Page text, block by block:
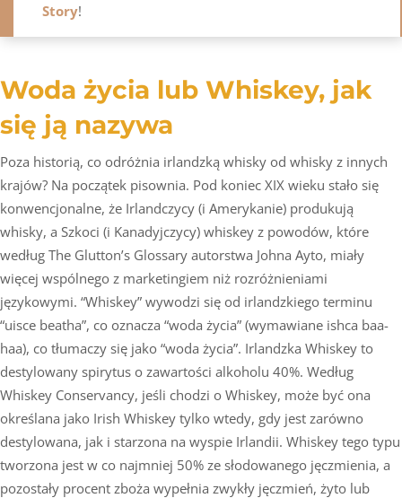
Story!
Woda życia lub Whiskey, jak
się ją nazywa
Poza historią, co odróżnia irlandzką whisky od whisky z innych
krajów? Na początek pisownia. Pod koniec XIX wieku stało się
konwencjonalne, że Irlandczycy (i Amerykanie) produkują
whisky, a Szkoci (i Kanadyjczycy) whiskey z powodów, które
według The Glutton’s Glossary autorstwa Johna Ayto, miały
więcej wspólnego z marketingiem niż rozróżnieniami
językowymi. “Whiskey” wywodzi się od irlandzkiego terminu
“uisce beatha”, co oznacza “woda życia” (wymawiane ishca baa-
haa), co tłumaczy się jako “woda życia”. Irlandzka Whiskey to
destylowany spirytus o zawartości alkoholu 40%. Według
Whiskey Conservancy, jeśli chodzi o Whiskey, może być ona
określana jako Irish Whiskey tylko wtedy, gdy jest zarówno
destylowana, jak i starzona na wyspie Irlandii. Whiskey tego typu
tworzona jest w co najmniej 50% ze słodowanego jęczmienia, a
pozostały procent zboża wypełnia zwykły jęczmień, żyto lub